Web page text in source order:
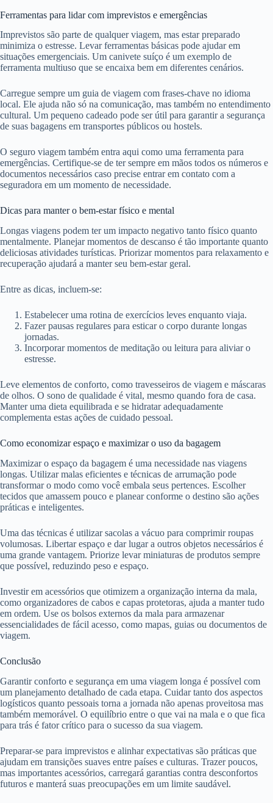
Ferramentas para lidar com imprevistos e emergências
Imprevistos são parte de qualquer viagem, mas estar preparado
minimiza o estresse. Levar ferramentas básicas pode ajudar em
situações emergenciais. Um canivete suíço é um exemplo de
ferramenta multiuso que se encaixa bem em diferentes cenários.
Carregue sempre um guia de viagem com frases-chave no idioma
local. Ele ajuda não só na comunicação, mas também no entendimento
cultural. Um pequeno cadeado pode ser útil para garantir a segurança
de suas bagagens em transportes públicos ou hostels.
O seguro viagem também entra aqui como uma ferramenta para
emergências. Certifique-se de ter sempre em mãos todos os números e
documentos necessários caso precise entrar em contato com a
seguradora em um momento de necessidade.
Dicas para manter o bem-estar físico e mental
Longas viagens podem ter um impacto negativo tanto físico quanto
mentalmente. Planejar momentos de descanso é tão importante quanto
deliciosas atividades turísticas. Priorizar momentos para relaxamento e
recuperação ajudará a manter seu bem-estar geral.
Entre as dicas, incluem-se:
Estabelecer uma rotina de exercícios leves enquanto viaja.
Fazer pausas regulares para esticar o corpo durante longas
jornadas.
Incorporar momentos de meditação ou leitura para aliviar o
estresse.
Leve elementos de conforto, como travesseiros de viagem e máscaras
de olhos. O sono de qualidade é vital, mesmo quando fora de casa.
Manter uma dieta equilibrada e se hidratar adequadamente
complementa estas ações de cuidado pessoal.
Como economizar espaço e maximizar o uso da bagagem
Maximizar o espaço da bagagem é uma necessidade nas viagens
longas. Utilizar malas eficientes e técnicas de arrumação pode
transformar o modo como você embala seus pertences. Escolher
tecidos que amassem pouco e planear conforme o destino são ações
práticas e inteligentes.
Uma das técnicas é utilizar sacolas a vácuo para comprimir roupas
volumosas. Libertar espaço e dar lugar a outros objetos necessários é
uma grande vantagem. Priorize levar miniaturas de produtos sempre
que possível, reduzindo peso e espaço.
Investir em acessórios que otimizem a organização interna da mala,
como organizadores de cabos e capas protetoras, ajuda a manter tudo
em ordem. Use os bolsos externos da mala para armazenar
essencialidades de fácil acesso, como mapas, guias ou documentos de
viagem.
Conclusão
Garantir conforto e segurança em uma viagem longa é possível com
um planejamento detalhado de cada etapa. Cuidar tanto dos aspectos
logísticos quanto pessoais torna a jornada não apenas proveitosa mas
também memorável. O equilíbrio entre o que vai na mala e o que fica
para trás é fator crítico para o sucesso da sua viagem.
Preparar-se para imprevistos e alinhar expectativas são práticas que
ajudam em transições suaves entre países e culturas. Trazer poucos,
mas importantes acessórios, carregará garantias contra desconfortos
futuros e manterá suas preocupações em um limite saudável.